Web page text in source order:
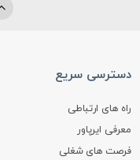
دسترسی سریع
راه های ارتباطی
معرفی ایرپاور
فرصت های شغلی